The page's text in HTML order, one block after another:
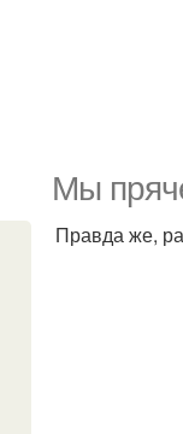
Мы
Правда же,